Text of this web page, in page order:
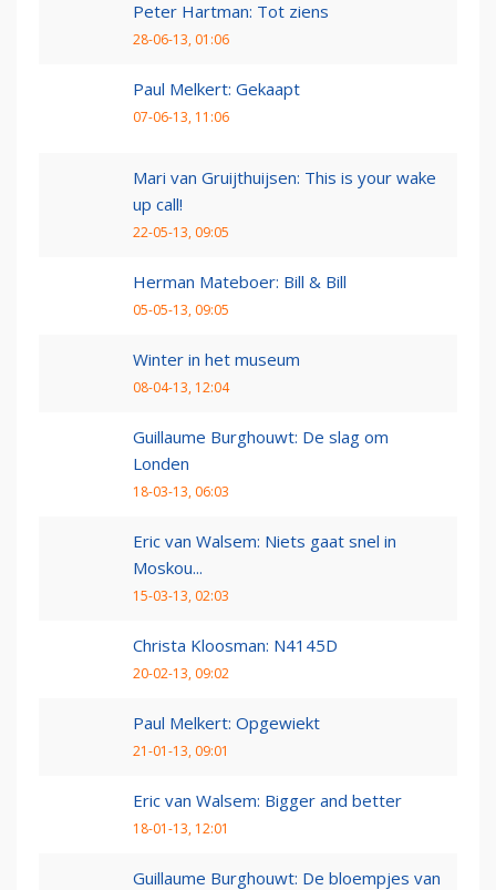
Peter Hartman: Tot ziens
28-06-13, 01:06
Paul Melkert: Gekaapt
07-06-13, 11:06
Mari van Gruijthuijsen: This is your wake
up call!
22-05-13, 09:05
Herman Mateboer: Bill & Bill
05-05-13, 09:05
Winter in het museum
08-04-13, 12:04
Guillaume Burghouwt: De slag om
Londen
18-03-13, 06:03
Eric van Walsem: Niets gaat snel in
Moskou...
15-03-13, 02:03
Christa Kloosman: N4145D
20-02-13, 09:02
Paul Melkert: Opgewiekt
21-01-13, 09:01
Eric van Walsem: Bigger and better
18-01-13, 12:01
Guillaume Burghouwt: De bloempjes van